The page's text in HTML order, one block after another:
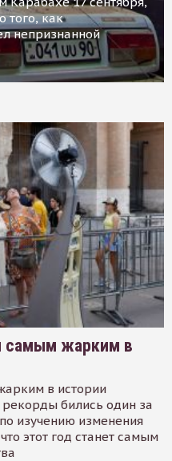
того, как
непризнанной
самым жарким в
в истории
бились один за
изучению изменения
этот год станет самым